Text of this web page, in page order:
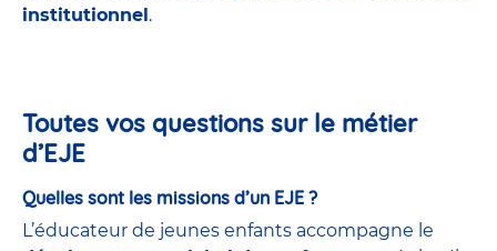
institutionnel.
Toutes vos questions sur le métier
d’EJE
Quelles sont les missions d’un EJE ?
L’éducateur de jeunes enfants accompagne le